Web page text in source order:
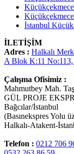
İstanbul
İLETİŞİM
Adres : Halkalı
A Blok K:11
Çalışma Ofisimiz :
Mahmutbey Mah.
GÜL PROJE
Bağcılar/İstanbul
(Basınekspres Yolu
Halkalı-Atakent-
Telefon : 0212 706